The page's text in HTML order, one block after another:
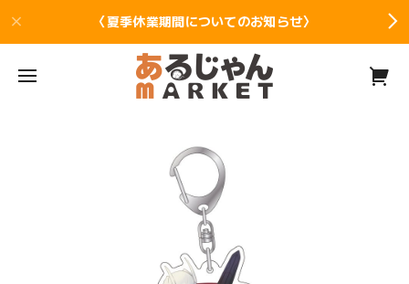
〈夏季休業期間についてのお知らせ〉